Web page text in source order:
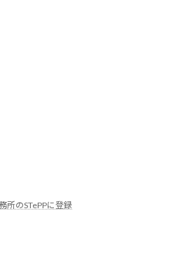
所のSTePPに登録